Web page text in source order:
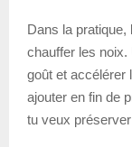
Dans la pratique,
chauffer les
goût et accélérer
ajouter en fin de
tu veux